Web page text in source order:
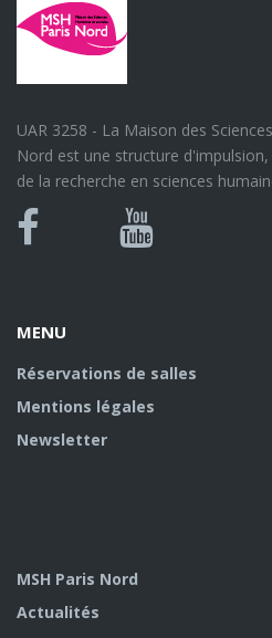
UAR 3258 - La Maison des
Nord est une structure
de la recherche en sciences
Bluesky
Canal
MENU
Réservations de salles
Mentions légales
Newsletter
MSH Paris Nord
Actualités